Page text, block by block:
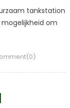
tankstation
om